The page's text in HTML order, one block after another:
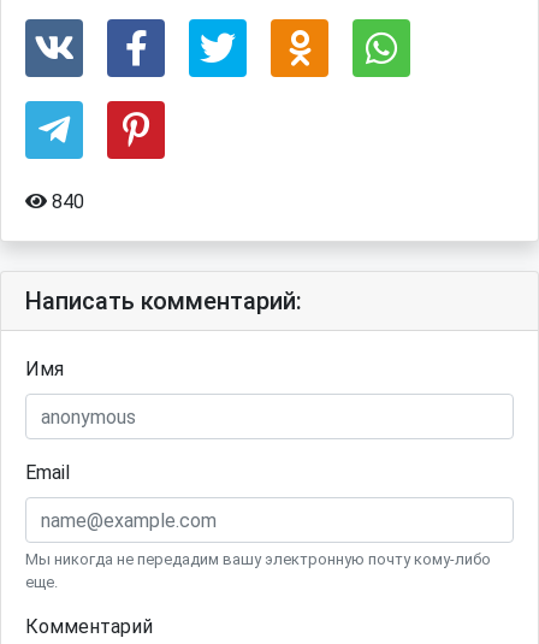
840
Написать комментарий:
Имя
Email
Мы никогда не передадим вашу электронную почту кому-либо
еще.
Комментарий